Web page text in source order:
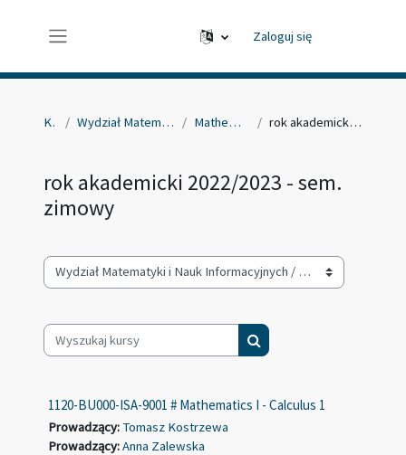
Zaloguj się
Kursy Wydział Matematyki i Nauk Informacyjnych Mathematics I - Calculus 1 rok akademicki 2022/2023 - sem. zimowy
rok akademicki 2022/2023 - sem.
zimowy
Kategorie kursów
Wyszukaj kursy
Wyszukaj kursy
1120-BU000-ISA-9001 # Mathematics I - Calculus 1
Prowadzący:Tomasz Kostrzewa
Prowadzący:Anna Zalewska